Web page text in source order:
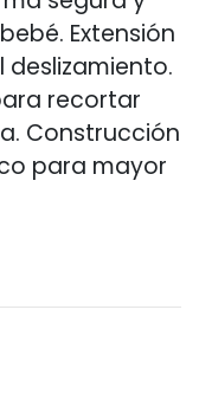
Extensión
recortar
Construcción
para mayor